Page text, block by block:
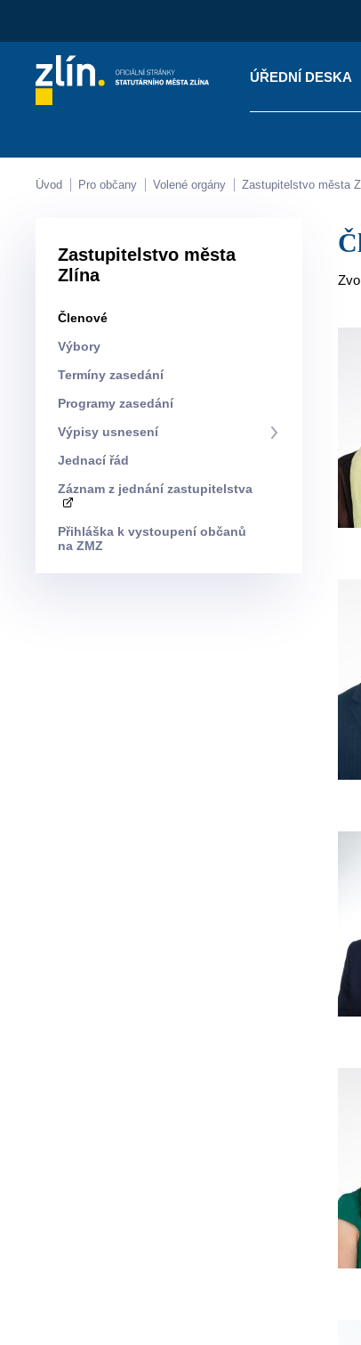
ÚŘEDNÍ DESKA
Kontakty
Úvod Pro občany Volené orgány Zastupitelstvo města
Zastupitelstvo města
Zlína
Členové
Výbory
Termíny zasedání
Programy zasedání
Výpisy usnesení
Jednací řád
Záznam z jednání zastupitelstva
Přihláška k vystoupení občanů
na ZMZ